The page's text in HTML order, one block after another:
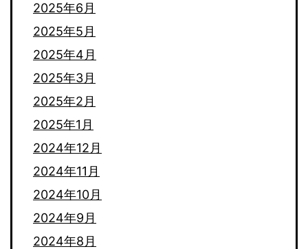
2025年6月
2025年5月
2025年4月
2025年3月
2025年2月
2025年1月
2024年12月
2024年11月
2024年10月
2024年9月
2024年8月